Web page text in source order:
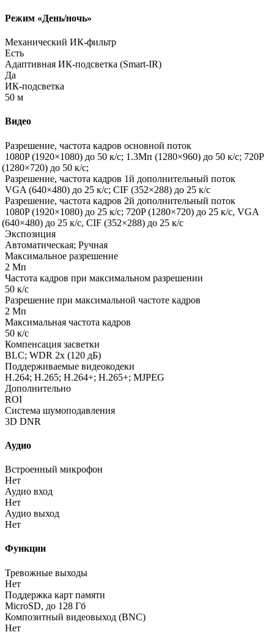
Режим «День/ночь»
Механический ИК-фильтр
Есть
Адаптивная ИК-подсветка (Smart-IR)
Да
ИК-подсветка
50 м
Видео
Разрешение, частота кадров основной поток
1080P (1920×1080) до 50 к/с; 1.3Мп (1280×960) до 50 к/с; 720P
(1280×720) до 50 к/с;
Разрешение, частота кадров 1й дополнительный поток
VGA (640×480) до 25 к/с; CIF (352×288) до 25 к/с
Разрешение, частота кадров 2й дополнительный поток
1080P (1920×1080) до 25 к/с; 720P (1280×720) до 25 к/с, VGA
(640×480) до 25 к/с, CIF (352×288) до 25 к/с
Экспозиция
Автоматическая; Ручная
Максимальное разрешение
2 Мп
Частота кадров при максимальном разрешении
50 к/с
Разрешение при максимальной частоте кадров
2 Мп
Максимальная частота кадров
50 к/с
Компенсация засветки
BLC; WDR 2x (120 дБ)
Поддерживаемые видеокодеки
H.264; H.265; H.264+; H.265+; MJPEG
Дополнительно
ROI
Система шумоподавления
3D DNR
Аудио
Встроенный микрофон
Нет
Аудио вход
Нет
Аудио выход
Нет
Функции
Тревожные выходы
Нет
Поддержка карт памяти
MicroSD, до 128 Гб
Композитный видеовыход (BNC)
Нет